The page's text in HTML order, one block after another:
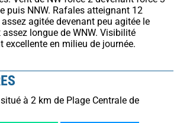
puis NNW. Rafales atteignant 12
agitée devenant peu agitée le
longue de WNW. Visibilité
excellente en milieu de journée.
situé à 2 km de Plage Centrale de